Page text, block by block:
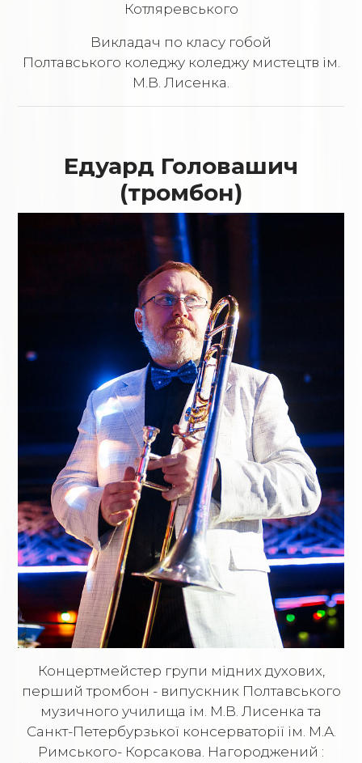
Котляревського
Викладач по класу гобой
Полтавського коледжу коледжу мистецтв ім.
М.В. Лисенка.
Едуард Головашич
(тромбон)
Концертмейстер групи мідних духових,
перший тромбон - випускник Полтавського
музичного училища ім. М.В. Лисенка та
Санкт-Петербурзької консерваторії ім. М.А.
Римського- Корсакова. Нагороджений :